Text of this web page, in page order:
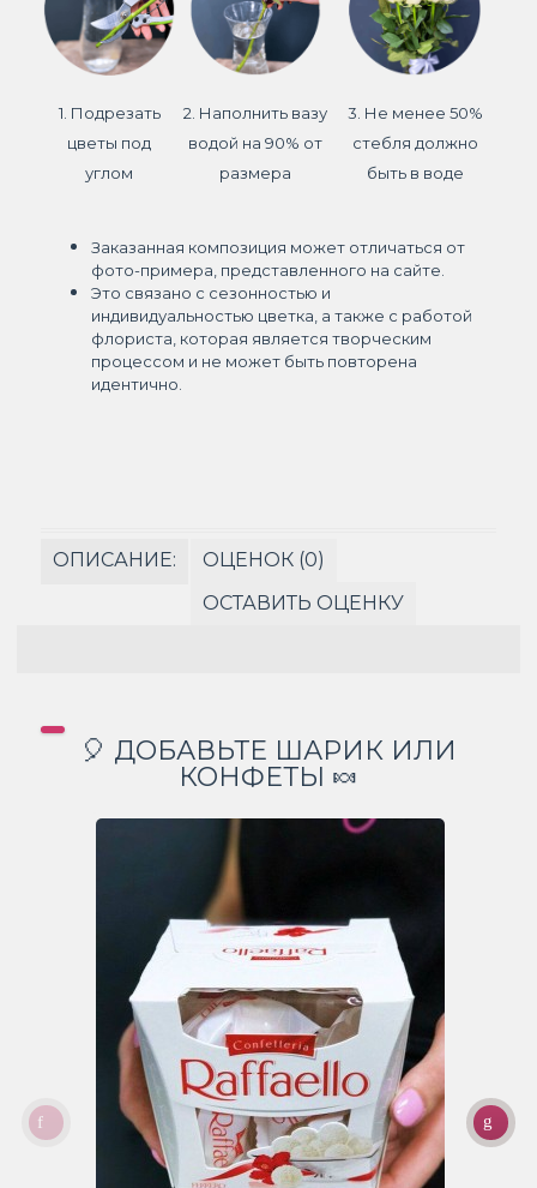
1. Подрезать
цветы под
углом
2. Наполнить вазу
водой на 90% от
размера
3. Не менее 50%
стебля должно
быть в воде
Заказанная композиция может отличаться от
фото-примера, представленного на сайте.
Это связано с сезонностью и
индивидуальностью цветка, а также с работой
флориста, которая является творческим
процессом и не может быть повторена
идентично.
ОПИСАНИЕ:
ОЦЕНОК (0)
ОСТАВИТЬ ОЦЕНКУ
🎈 ДОБАВЬТЕ ШАРИК ИЛИ
КОНФЕТЫ 🍬